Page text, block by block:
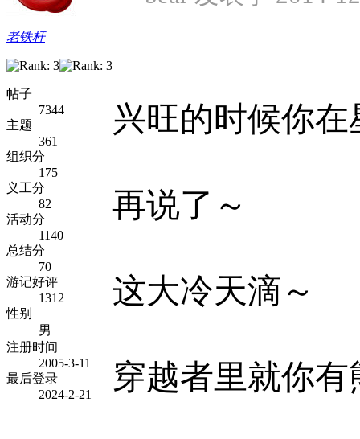
老铁杆
帖子
7344
主题
361
组织分
175
义工分
82
活动分
1140
总结分
70
游记好评
1312
性别
男
注册时间
2005-3-11
最后登录
2024-2-21
兴旺的时候你
再说了～
这大冷天滴～
穿越者里就你有